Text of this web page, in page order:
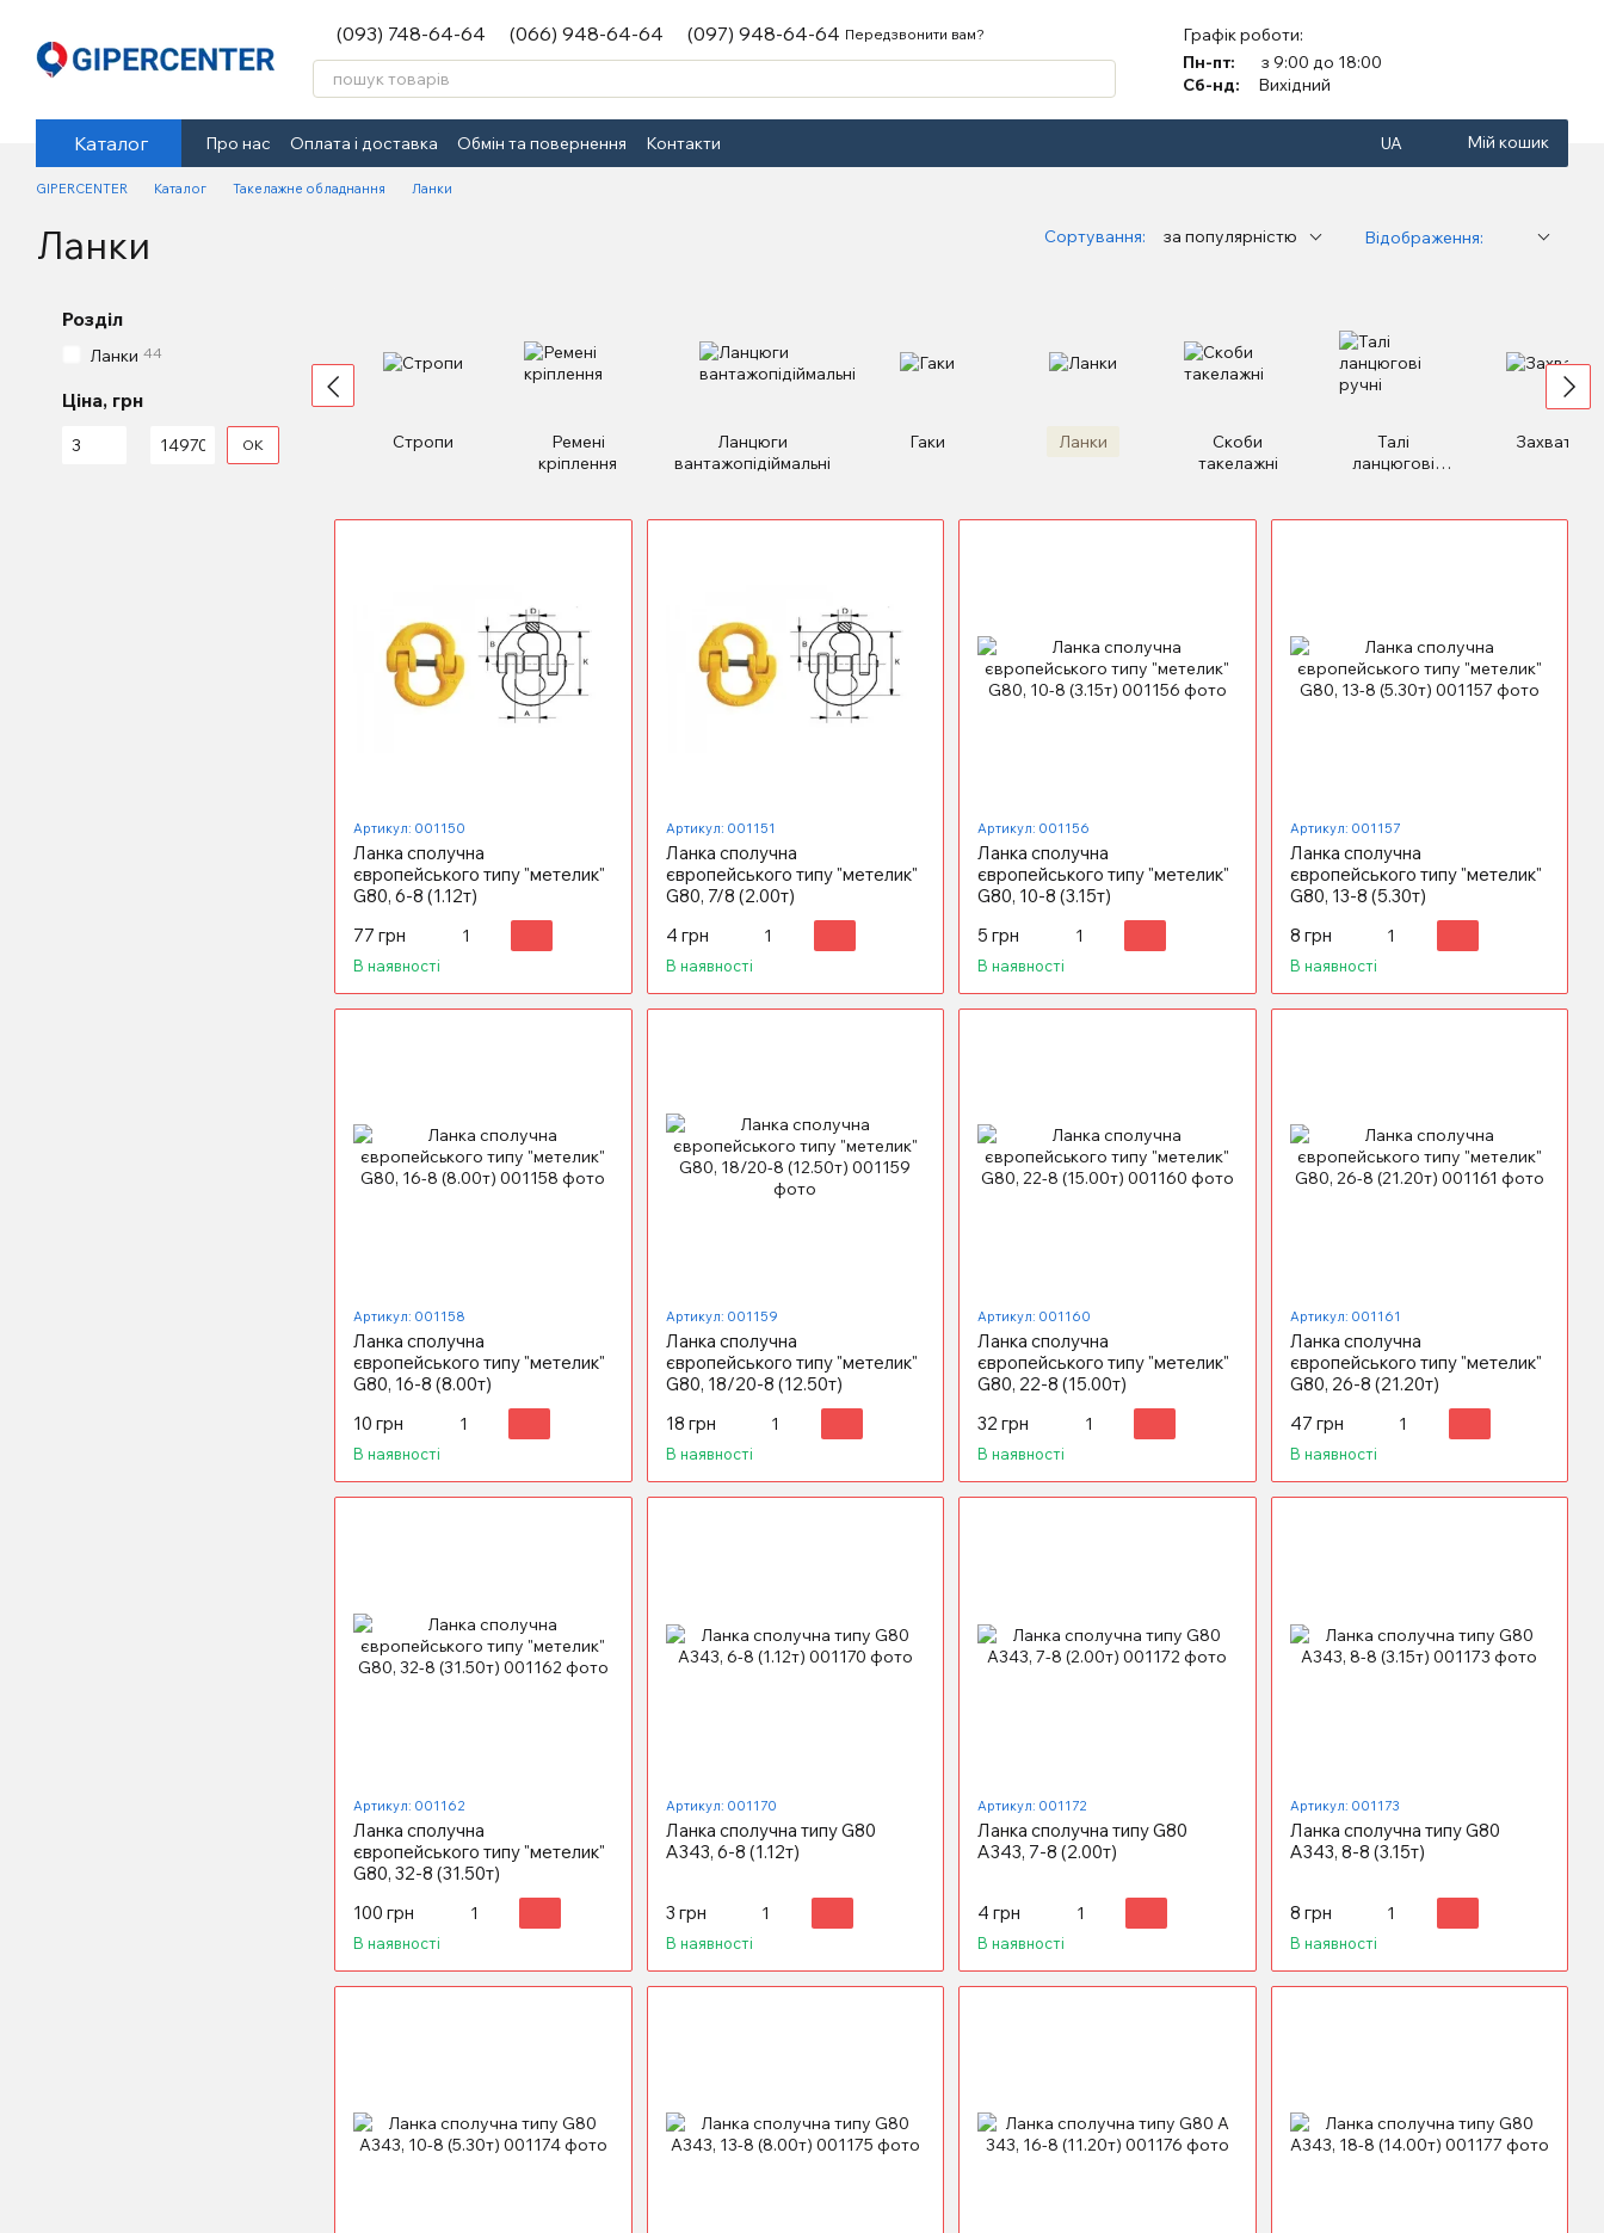
(093) 748-64-64 (066) 948-64-64 (097) 948-64-64 Передзвонити вам?
Графік роботи:
Пн-пт:
з 9:00 до 18:00
Сб-нд:
Вихідний
Каталог Про нас Оплата і доставка Обмін та повернення Контакти UA Мій кошик
GIPERCENTER Каталог Такелажне обладнання Ланки
Ланки Сортування: за популярністю Відображення:
Стропи
Ремені
кріплення
Ланцюги
вантажопідіймальні
Гаки Ланки
Скоби
такелажні
Талі
ланцюгові
Захвати
Артикул: 001150
Ланка сполучна
європейського типу "метелик"
G80, 6-8 (1.12т)
77 грн
В наявності
Артикул: 001151
Ланка сполучна
європейського типу "метелик"
G80, 7/8 (2.00т)
4 грн
В наявності
Артикул: 001156
Ланка сполучна
європейського типу "метелик"
G80, 10-8 (3.15т)
5 грн
В наявності
Артикул: 001157
Ланка сполучна
європейського типу "метелик"
G80, 13-8 (5.30т)
8 грн
В наявності
Артикул: 001158
Ланка сполучна
європейського типу "метелик"
G80, 16-8 (8.00т)
10 грн
В наявності
Артикул: 001159
Ланка сполучна
європейського типу "метелик"
G80, 18/20-8 (12.50т)
18 грн
В наявності
Артикул: 001160
Ланка сполучна
європейського типу "метелик"
G80, 22-8 (15.00т)
32 грн
В наявності
Артикул: 001161
Ланка сполучна
європейського типу "метелик"
G80, 26-8 (21.20т)
47 грн
В наявності
Артикул: 001162
Ланка сполучна
європейського типу "метелик"
G80, 32-8 (31.50т)
100 грн
В наявності
Артикул: 001170
Ланка сполучна типу G80
А343, 6-8 (1.12т)
3 грн
В наявності
Артикул: 001172
Ланка сполучна типу G80
А343, 7-8 (2.00т)
4 грн
В наявності
Артикул: 001173
Ланка сполучна типу G80
А343, 8-8 (3.15т)
8 грн
В наявності
Розділ
Ланки 44
Ціна, грн
Від Ціна, грн
До Ціна, грн ОК